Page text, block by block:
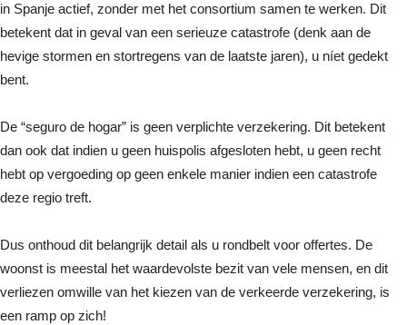
in Spanje actief, zonder met het consortium samen te werken. Dit
betekent dat in geval van een serieuze catastrofe (denk aan de
hevige stormen en stortregens van de laatste jaren), u níet gedekt
bent.
De “seguro de hogar” is geen verplichte verzekering. Dit betekent
dan ook dat indien u geen huispolis afgesloten hebt, u geen recht
hebt op vergoeding op geen enkele manier indien een catastrofe
deze regio treft.
Dus onthoud dit belangrijk detail als u rondbelt voor offertes. De
woonst is meestal het waardevolste bezit van vele mensen, en dit
verliezen omwille van het kiezen van de verkeerde verzekering, is
een ramp op zich!